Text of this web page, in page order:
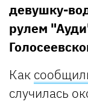
девушку-
рулем
Как
случилась